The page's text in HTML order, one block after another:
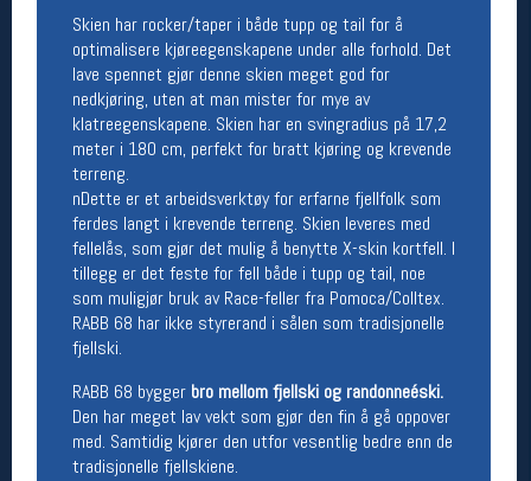
Skien har rocker/taper i både tupp og tail for å
optimalisere kjøreegenskapene under alle forhold. Det
lave spennet gjør denne skien meget god for
nedkjøring, uten at man mister for mye av
klatreegenskapene. Skien har en svingradius på 17,2
meter i 180 cm, perfekt for bratt kjøring og krevende
terreng.
nDette er et arbeidsverktøy for erfarne fjellfolk som
ferdes langt i krevende terreng. Skien leveres med
fellelås, som gjør det mulig å benytte X-skin kortfell. I
tillegg er det feste for fell både i tupp og tail, noe
som muligjør bruk av Race-feller fra Pomoca/Colltex.
RABB 68 har ikke styrerand i sålen som tradisjonelle
fjellski.
RABB 68 bygger bro mellom fjellski og randonneéski.
Den har meget lav vekt som gjør den fin å gå oppover
med. Samtidig kjører den utfor vesentlig bedre enn de
tradisjonelle fjellskiene.
Man-Fredag:
Lørdag:
11-16
Team Oslo Sportslager
Magasinet
Medlemstilbud og aktiviteter
MELD DEG INN GRATIS
Åpningstider verkstedet
Man-Fredag:
11-18
Lørdag:
Om verkstedet
For å bestille time må du logge inn i
nettbutikken og trykke på den nederste blå
linjen